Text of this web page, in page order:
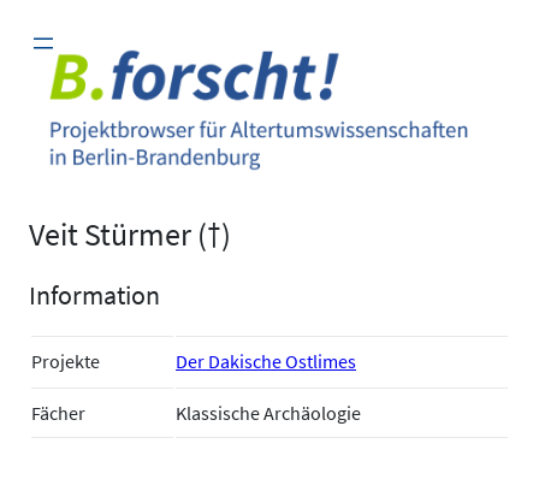
Inhalt
springen
Veit Stürmer (†)
Information
Projekte Der Dakische Ostlimes
Fächer Klassische Archäologie